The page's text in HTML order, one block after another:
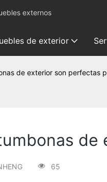
externos
de exterior
de exterior son perfectas
65